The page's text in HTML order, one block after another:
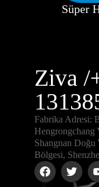
Süper
Ziva /
Fabrika Adresi:
Hengrongchang
Shangnan
Bölgesi,